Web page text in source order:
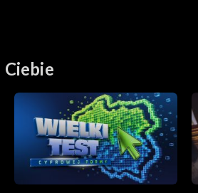
Ciebie